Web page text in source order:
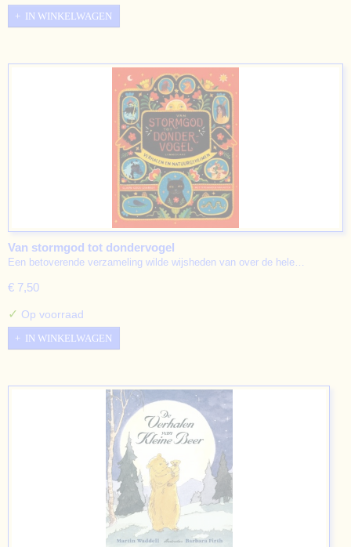
IN WINKELWAGEN
Van stormgod tot dondervogel
Een betoverende verzameling wilde wijsheden van over de hele…
€ 7,50
✓ Op voorraad
IN WINKELWAGEN